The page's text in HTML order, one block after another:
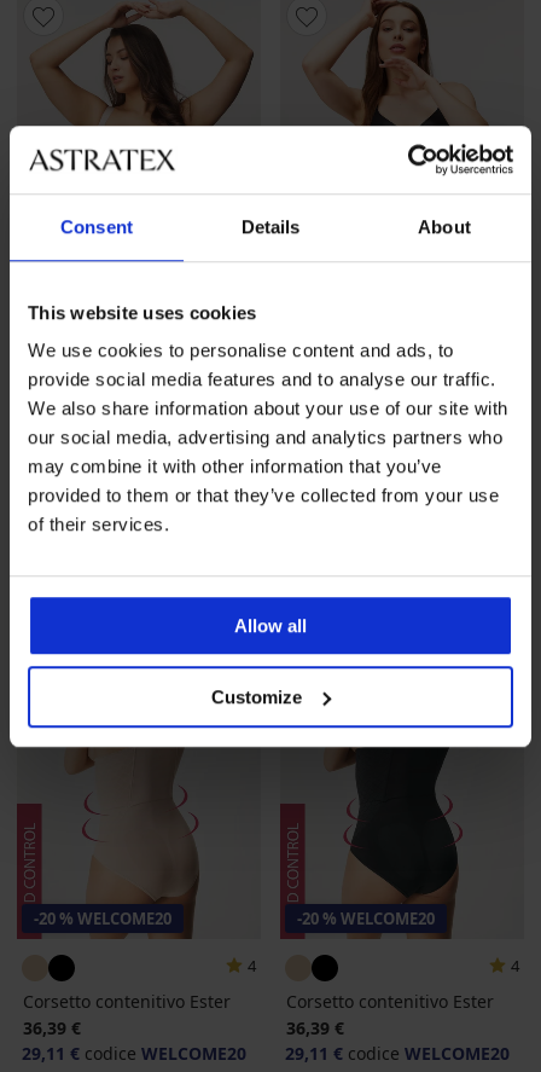
Consent Details About
This website uses cookies
We use cookies to personalise content and ads, to
provide social media features and to analyse our traffic.
We also share information about your use of our site with
our social media, advertising and analytics partners who
may combine it with other information that you’ve
provided to them or that they’ve collected from your use
of their services.
Allow all
Customize
4,6
Corsetto contenitivo Elegant
Shape
36,99 €
29,59 €codiceWELCOME20
Corsetto contenitivo con slip
Elegant Shape
40,99 €
32,79 €codiceWELCOME20
-20 % WELCOME20
4
Corsetto contenitivo Ester
36,39 €
29,11 € codice WELCOME20
-20 % WELCOME20
4
Corsetto contenitivo Ester
36,39 €
29,11 € codice WELCOME20